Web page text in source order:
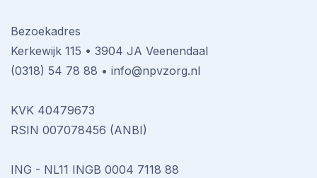
Bezoekadres
Kerkewijk 115 • 3904 JA Veenendaal
(0318) 54 78 88 • info@npvzorg.nl
KVK 40479673
RSIN 007078456 (ANBI)
ING - NL11 INGB 0004 7118 88